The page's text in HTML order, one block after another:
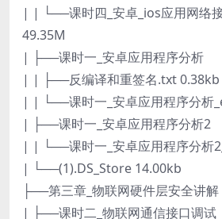
| | └──课时四_安卓_ios应用网络
49.35M
| ├──课时一_安卓应用程序分析
| | ├──反编译和重签名.txt 0.38kb
| | └──课时一_安卓应用程序分析
| ├──课时一_安卓应用程序分析2
| | └──课时一_安卓应用程序分析
| └──(1).DS_Store 14.00kb
├──第三章_物联网硬件层安全讲解
| ├──课时二_物联网通信接口调试